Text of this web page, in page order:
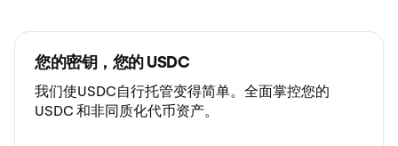
您的密钥，您的 USDC
我们使USDC自行托管变得简单。全面掌控您的
USDC 和非同质化代币资产。